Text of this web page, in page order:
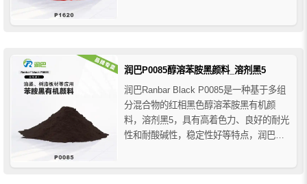
荐用于溶剂型涂料和水性涂料，聚氯乙
润巴P0085醇溶苯胺黑颜料_溶剂黑5
润巴Ranbar Black P0085是一种基于多组
分混合物的红相黑色醇溶苯胺黑有机颜
料，溶剂黑5，具有高着色力、良好的耐光
性和耐酸碱性，稳定性好等特点，润巴
和甲苯，当溶于甲醇或乙醇呈蓝光黑色，